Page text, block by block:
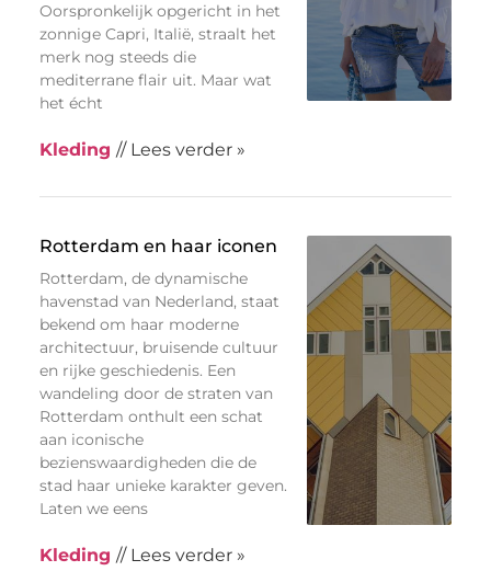
Oorspronkelijk opgericht in het
zonnige Capri, Italië, straalt het
merk nog steeds die
mediterrane flair uit. Maar wat
het écht
Kleding // Lees verder »
Rotterdam en haar iconen
Rotterdam, de dynamische
havenstad van Nederland, staat
bekend om haar moderne
architectuur, bruisende cultuur
en rijke geschiedenis. Een
wandeling door de straten van
Rotterdam onthult een schat
aan iconische
bezienswaardigheden die de
stad haar unieke karakter geven.
Laten we eens
Kleding // Lees verder »